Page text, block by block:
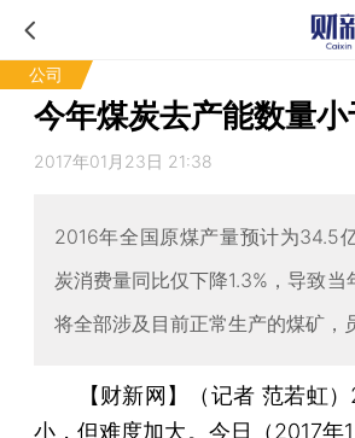
公司
今年煤炭去产能数量
2017年01月23日 21:38
2016年全国原煤产量预计为34.5
炭消费量同比仅下降1.3%，导致
将全部涉及目前正常生产的煤矿，
【财新网】（记者 范若虹）
小，但难度加大。今日（2017